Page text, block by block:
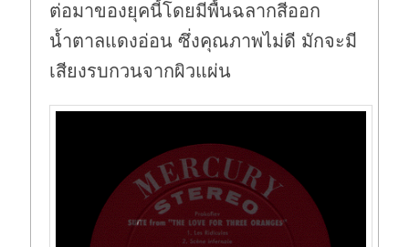
ต่อมาของยุคนี้โดยมีพื้นฉลากสีออก
น้ำตาลแดงอ่อน ซึ่งคุณภาพไม่ดี มักจะมี
เสียงรบกวนจากผิวแผ่น